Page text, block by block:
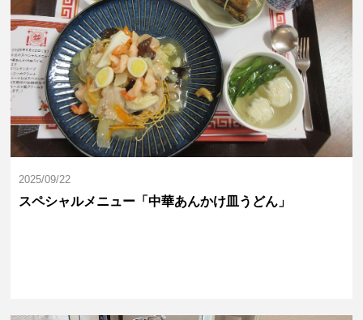
2025/09/22
スペシャルメニュー「中華あんかけ皿うどん」